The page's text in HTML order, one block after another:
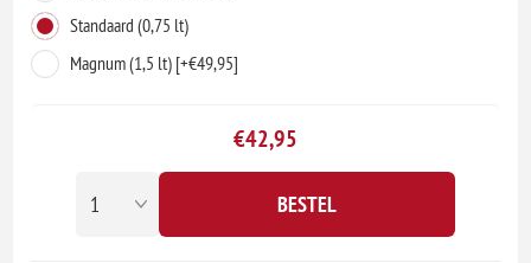
Standaard (0,75 lt)
Magnum (1,5 lt) [+€49,95]
€42,95
BESTEL